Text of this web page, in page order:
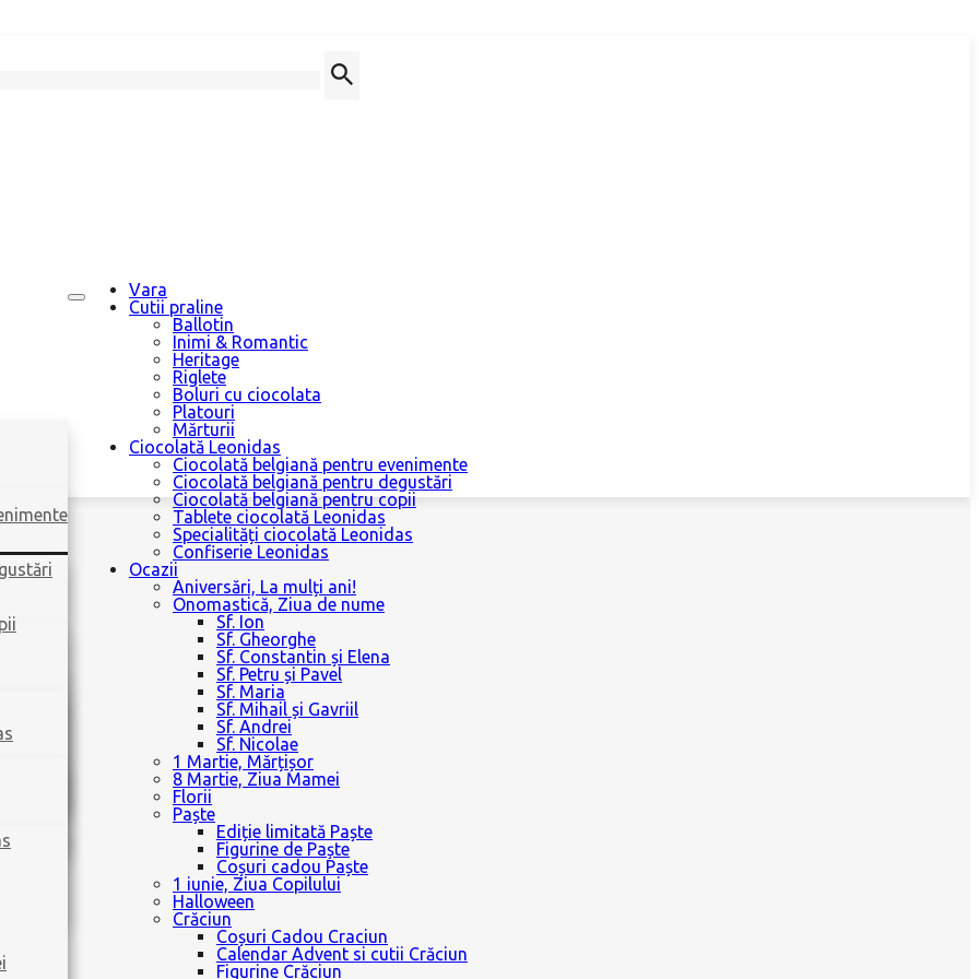
Vara
Cutii praline
Ballotin
Inimi & Romantic
Heritage
Riglete
Boluri cu ciocolata
Platouri
Mărturii
Ciocolată Leonidas
Ciocolată belgiană pentru evenimente
Ciocolată belgiană pentru degustări
Ciocolată belgiană pentru copii
Tablete ciocolată Leonidas
Specialități ciocolată Leonidas
Confiserie Leonidas
Ocazii
Aniversări, La mulți ani!
Onomastică, Ziua de nume
Sf. Ion
Sf. Gheorghe
Sf. Constantin și Elena
Sf. Petru și Pavel
Sf. Maria
Sf. Mihail și Gavriil
Sf. Andrei
Sf. Nicolae
1 Martie, Mărțișor
8 Martie, Ziua Mamei
Florii
Paște
Ediție limitată Paște
Figurine de Paște
Coșuri cadou Paște
1 iunie, Ziua Copilului
Halloween
Crăciun
Coșuri Cadou Craciun
Calendar Advent si cutii Crăciun
Figurine Crăciun